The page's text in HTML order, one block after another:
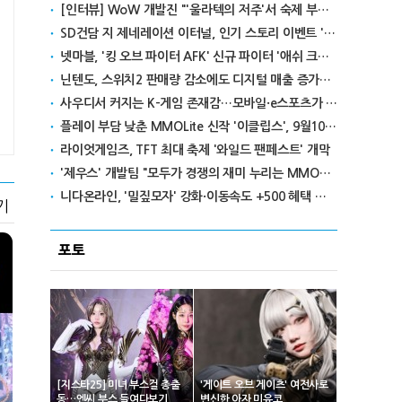
[인터뷰] WoW 개발진 "'울라텍의 저주'서 숙제 부담 줄이고 보상 높여"
SD건담 지 제네레이션 이터널, 인기 스토리 이벤트 '라크로아의 용사' 재개최
넷마블, '킹 오브 파이터 AFK' 신규 파이터 '애쉬 크림존' 업데이트
닌텐도, 스위치2 판매량 감소에도 디지털 매출 증가로 영익 급증
사우디서 커지는 K-게임 존재감…모바일·e스포츠가 이끌었다
플레이 부담 낮춘 MMOLite 신작 '이클립스', 9월10일 출격
라이엇게임즈, TFT 최대 축제 '와일드 팬페스트' 개막
'제우스' 개발팀 "모두가 경쟁의 재미 누리는 MMORPG로 만들 것"
니다온라인, '밀짚모자' 강화·이동속도 +500 혜택 이벤트 진행
포토
[지스타25] 미녀 부스걸 총출
동…엔씨 부스 들여다보기
'게이트 오브 게이츠' 여전사로
변신한 아자 미유코